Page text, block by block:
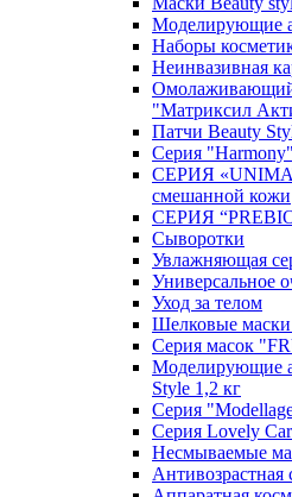
Моделирующие
Наборы
Неинвазивная
Омолаживающий
"Матриксил
Патчи Beauty
Серия
СЕРИЯ
смешанной кожи
СЕРИЯ
Сыворотки
Увлажняющая
Универсальное
Уход за телом
Шелковые маски
Серия масок
Моделирующие
Style 1,2 кг
Серия
Cерия Lovely
Несмываемые
Антивозрастная